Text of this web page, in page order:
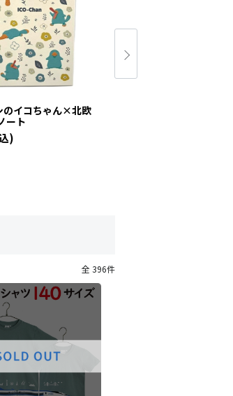
のイコちゃん×北欧
ート
)
全 396件